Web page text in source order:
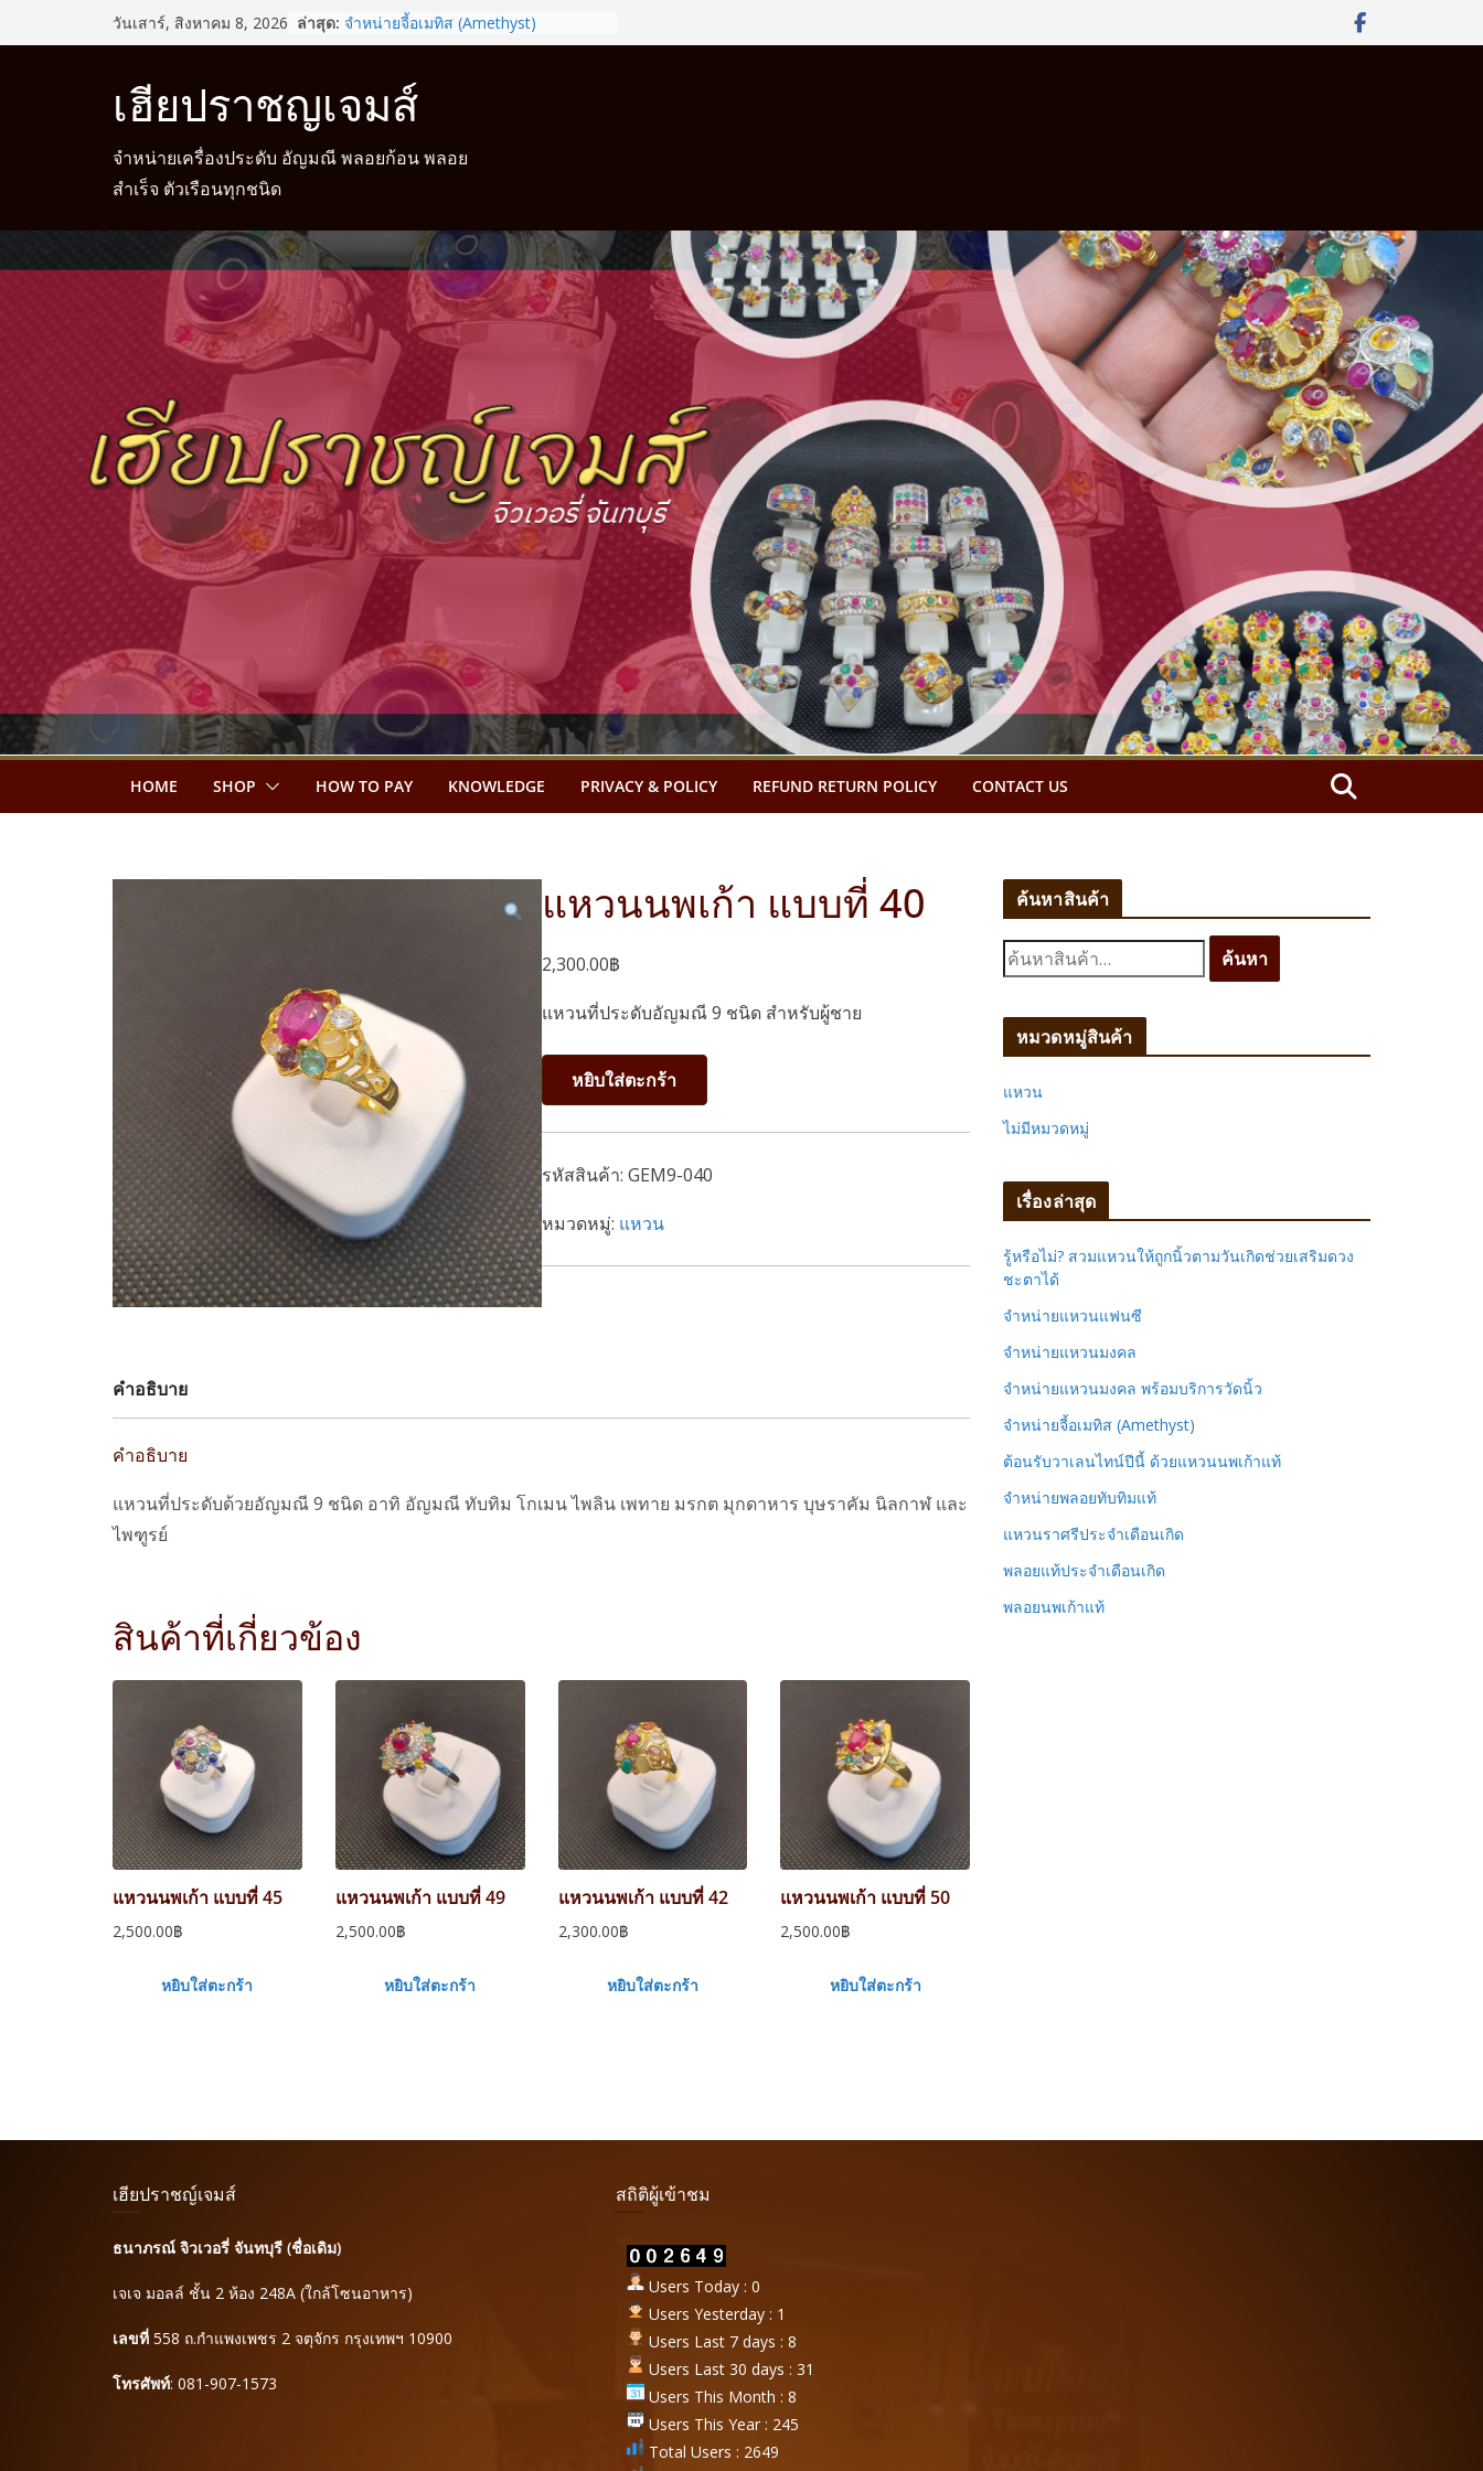
to
วันเสาร์, สิงหาคม 8, 2026 ล่าสุด: จำหน่ายจี้อเมทิส (Amethyst)
รู้หรือไม่? สวมแหวนให้ถูกนิ้วตามวันเกิด
จำหน่ายแหวนแฟนซี
จำหน่ายแหวนมงคล
เฮียปราชญเจมส์
จำหน่ายเครื่องประดับ อัญมณี พลอยก้อน พลอย
สำเร็จ ตัวเรือนทุกชนิด
HOME SHOP HOW TO PAY KNOWLEDGE PRIVACY & POLICY REFUND RETURN POLICY CONTACT US
แหวนนพเก้า แบบที่ 40
2,300.00฿
แหวนที่ประดับอัญมณี 9 ชนิด สำหรับผู้ชาย
จำนวน
แหวน
นพเก้า
แบบ
ที่
40
ชิ้น
หยิบใส่ตะกร้า
รหัสสินค้า: GEM9-040
หมวดหมู่: แหวน
คำอธิบาย
คำอธิบาย
แหวนที่ประดับด้วยอัญมณี 9 ชนิด อาทิ อัญมณี ทับทิม โกเมน ไพลิน เพทาย มรกต มุกดาหาร บุษราคัม นิลกาฬ และ
ไพฑูรย์
สินค้าที่เกี่ยวข้อง
แหวนนพเก้า แบบที่ 45
2,500.00฿
หยิบใส่ตะกร้า
แหวนนพเก้า แบบที่ 49
2,500.00฿
หยิบใส่ตะกร้า
แหวนนพเก้า แบบที่ 42
2,300.00฿
หยิบใส่ตะกร้า
แหวนนพเก้า แบบที่ 50
2,500.00฿
หยิบใส่ตะกร้า
ค้นหาสินค้า
ค้
น
:
ค้นหา
หมวดหมู่สินค้า
แหวน
ไม่มีหมวดหมู่
เรื่องล่าสุด
รู้หรือไม่? สวมแหวนให้ถูกนิ้วตามวันเกิดช่วยเสริมดวง
ชะตาได้
จำหน่ายแหวนแฟนซี
จำหน่ายแหวนมงคล
จำหน่ายแหวนมงคล พร้อมบริการวัดนิ้ว
จำหน่ายจี้อเมทิส (Amethyst)
ต้อนรับวาเลนไทน์ปีนี้ ด้วยแหวนนพเก้าแท้
จำหน่ายพลอยทับทิมแท้
แหวนราศรีประจำเดือนเกิด
พลอยแท้ประจำเดือนเกิด
พลอยนพเก้าแท้
เฮียปราชญ์เจมส์
ธนาภรณ์ จิวเวอรี่ จันทบุรี (ชื่อเดิม)
เจเจ มอลล์ ชั้น 2 ห้อง 248A (ใกล้โซนอาหาร)
เลขที่ 558 ถ.กำแพงเพชร 2 จตุจักร กรุงเทพฯ 10900
โทรศัพท์: 081-907-1573
สถิติผู้เข้าชม
Users Today : 0
Users Yesterday : 1
Users Last 7 days : 8
Users Last 30 days : 31
Users This Month : 8
Users This Year : 245
Total Users : 2649